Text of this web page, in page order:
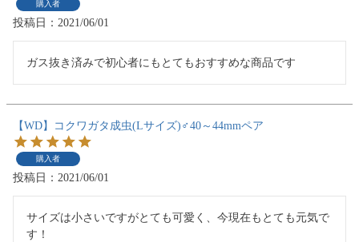
購入者
投稿日 2021/06/01
ガス抜き済みで初心者にもとてもおすすめな商品です
【WD】コクワガタ成虫(Lサイズ)♂40～44mmペア
購入者
投稿日 2021/06/01
サイズは小さいですがとても可愛く、今現在もとても元気で
す！